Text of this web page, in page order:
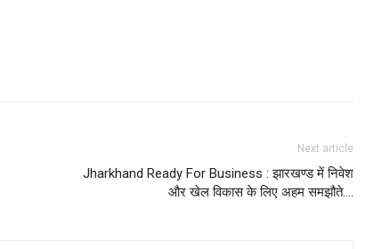
Next article
Jharkhand Ready For Business : झारखण्ड में निवेश
और खेल विकास के लिए अहम समझौते….